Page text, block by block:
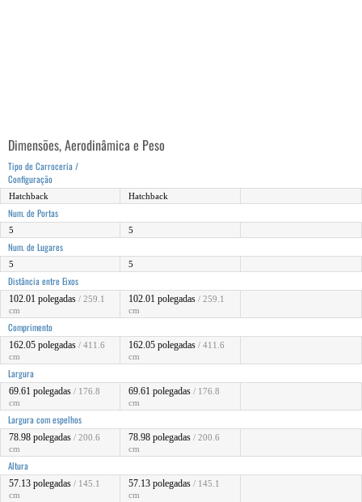
Dimensões, Aerodinâmica e Peso
Tipo de Carroceria /
Configuração
Hatchback Hatchback
Num. de Portas
5 5
Num. de Lugares
5 5
Distância entre Eixos
102.01 polegadas / 259.1
cm
102.01 polegadas / 259.1
cm
Comprimento
162.05 polegadas / 411.6
cm
162.05 polegadas / 411.6
cm
Largura
69.61 polegadas / 176.8
cm
69.61 polegadas / 176.8
cm
Largura com espelhos
78.98 polegadas / 200.6
cm
78.98 polegadas / 200.6
cm
Altura
57.13 polegadas / 145.1
cm
57.13 polegadas / 145.1
cm